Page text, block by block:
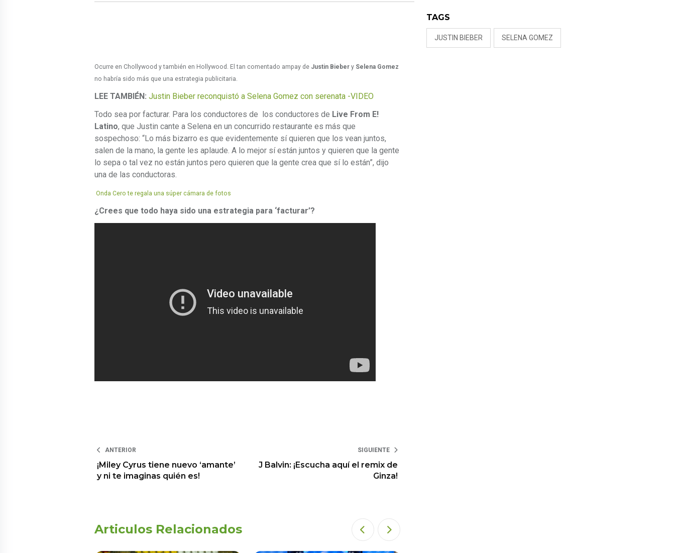
Ocurre en Chollywood y también en Hollywood. El tan comentado ampay de Justin Bieber y Selena Gomez
no habría sido más que una estrategia publicitaria.
LEE TAMBIÉN: Justin Bieber reconquistó a Selena Gomez con serenata -VIDEO
Todo sea por facturar. Para los conductores de los conductores de Live From E!
Latino, que Justin cante a Selena en un concurrido restaurante es más que
sospechoso: “Lo más bizarro es que evidentemente sí quieren que los vean juntos,
salen de la mano, la gente les aplaude. A lo mejor sí están juntos y quieren que la gente
lo sepa o tal vez no están juntos pero quieren que la gente crea que sí lo están”, dijo
una de las conductoras.
Onda Cero te regala una súper cámara de fotos
¿Crees que todo haya sido una estrategia para ‘facturar’?
ANTERIOR
¡Miley Cyrus tiene nuevo ‘amante’
y ni te imaginas quién es!
SIGUIENTE
J Balvin: ¡Escucha aquí el remix de
Ginza!
Articulos Relacionados
TAGS
JUSTIN BIEBER SELENA GOMEZ